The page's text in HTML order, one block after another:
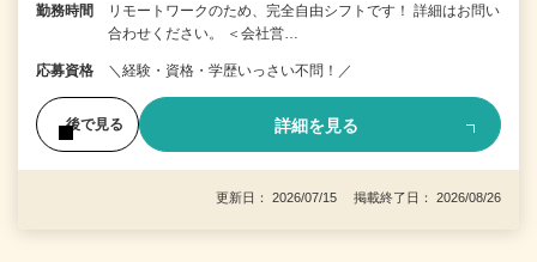
勤務時間
リモートワークのため、完全自由シフトです！ 詳細はお問い
合わせください。 ＜会社営…
応募資格 ＼経験・資格・学歴いっさい不問！／
後で見る 詳細を見る
更新日： 2026/07/15 掲載終了日： 2026/08/26